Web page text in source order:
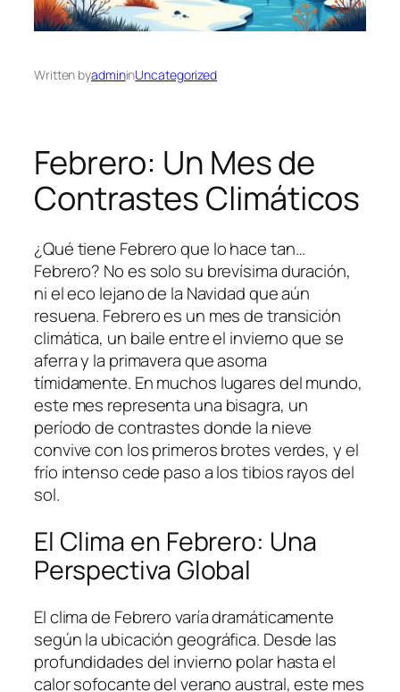
Written byadmininUncategorized
Febrero: Un Mes de
Contrastes Climáticos
¿Qué tiene Febrero que lo hace tan…
Febrero? No es solo su brevísima duración,
ni el eco lejano de la Navidad que aún
resuena. Febrero es un mes de transición
climática, un baile entre el invierno que se
aferra y la primavera que asoma
tímidamente. En muchos lugares del mundo,
este mes representa una bisagra, un
período de contrastes donde la nieve
convive con los primeros brotes verdes, y el
frío intenso cede paso a los tibios rayos del
sol.
El Clima en Febrero: Una
Perspectiva Global
El clima de Febrero varía dramáticamente
según la ubicación geográfica. Desde las
profundidades del invierno polar hasta el
calor sofocante del verano austral, este mes